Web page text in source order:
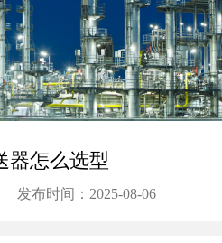
器怎么选型
发布时间：2025-08-06